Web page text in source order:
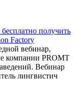
получить
Factory
вебинар,
компании PROMT
Вебинар
лингвистич